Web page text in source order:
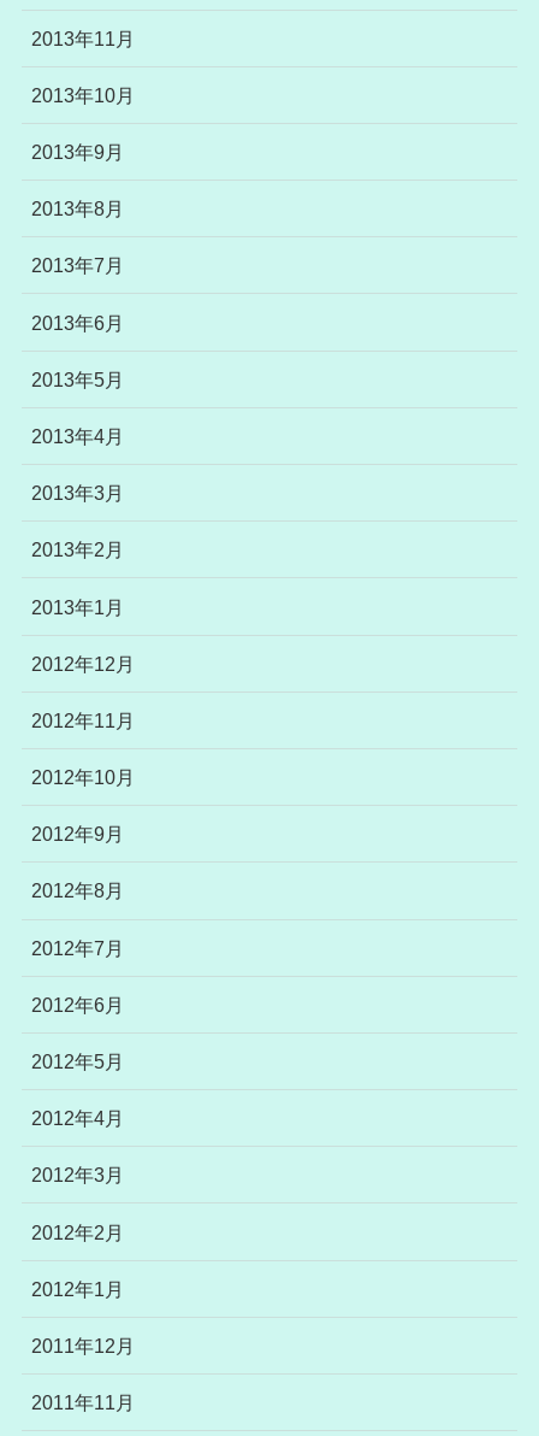
2013年11月
2013年10月
2013年9月
2013年8月
2013年7月
2013年6月
2013年5月
2013年4月
2013年3月
2013年2月
2013年1月
2012年12月
2012年11月
2012年10月
2012年9月
2012年8月
2012年7月
2012年6月
2012年5月
2012年4月
2012年3月
2012年2月
2012年1月
2011年12月
2011年11月